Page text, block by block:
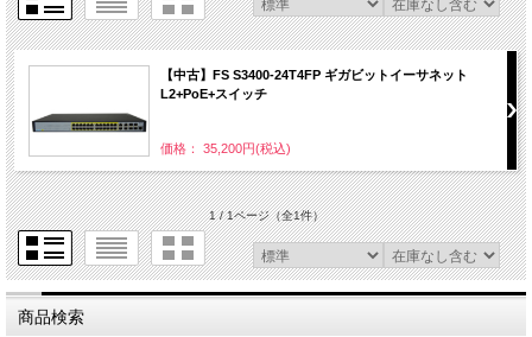
【中古】FS S3400-24T4FP ギガビットイーサネット
L2+PoE+スイッチ
価格： 35,200円(税込)
1 / 1ページ（全1件）
商品検索